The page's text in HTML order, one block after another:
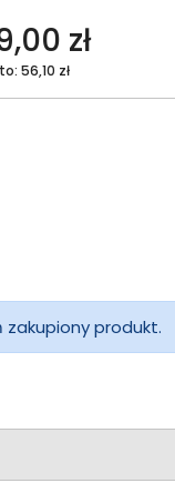
zł
56,10 zł
produkt.